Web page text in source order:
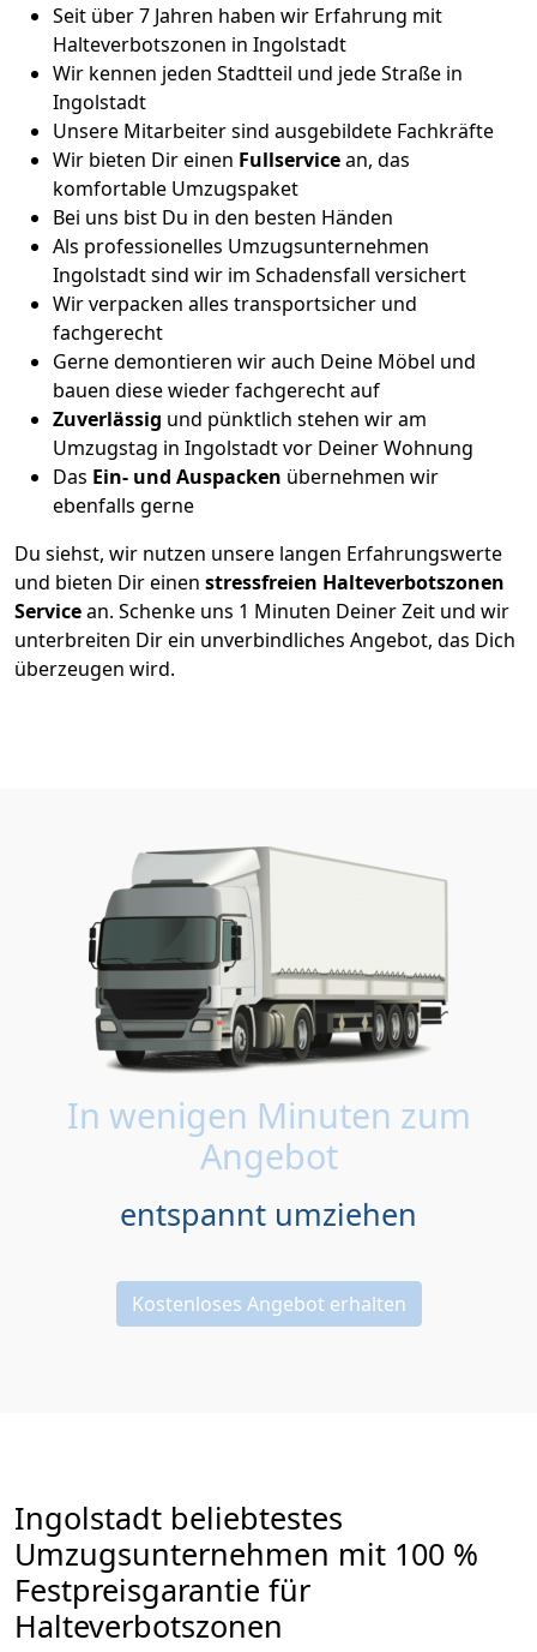
Seit über 7 Jahren haben wir Erfahrung mit
Halteverbotszonen in Ingolstadt
Wir kennen jeden Stadtteil und jede Straße in
Ingolstadt
Unsere Mitarbeiter sind ausgebildete Fachkräfte
Wir bieten Dir einen Fullservicean, das
komfortable Umzugspaket
Bei uns bist Du in den besten Händen
Als professionelles Umzugsunternehmen
Ingolstadt sind wir im Schadensfall versichert
Wir verpacken alles transportsicher und
fachgerecht
Gerne demontieren wir auch Deine Möbel und
bauen diese wieder fachgerecht auf
Zuverlässig und pünktlich stehen wir am
Umzugstag in Ingolstadt vor Deiner Wohnung
Das Ein- und Auspacken übernehmen wir
ebenfalls gerne
Du siehst, wir nutzen unsere langen Erfahrungswerte
und bieten Dir einen stressfreien Halteverbotszonen
Servicean. Schenke uns 1 Minuten Deiner Zeit und wir
unterbreiten Dir ein unverbindliches Angebot, das Dich
überzeugen wird.
In wenigen Minuten zum
Angebot
entspannt umziehen
Kostenloses Angebot erhalten
Ingolstadt beliebtestes
Umzugsunternehmen mit 100 %
Festpreisgarantie für
Halteverbotszonen